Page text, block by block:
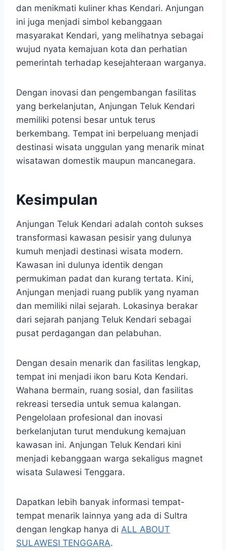
dan menikmati kuliner khas Kendari. Anjungan
ini juga menjadi simbol kebanggaan
masyarakat Kendari, yang melihatnya sebagai
wujud nyata kemajuan kota dan perhatian
pemerintah terhadap kesejahteraan warganya.
Dengan inovasi dan pengembangan fasilitas
yang berkelanjutan, Anjungan Teluk Kendari
memiliki potensi besar untuk terus
berkembang. Tempat ini berpeluang menjadi
destinasi wisata unggulan yang menarik minat
wisatawan domestik maupun mancanegara.
Kesimpulan
Anjungan Teluk Kendari adalah contoh sukses
transformasi kawasan pesisir yang dulunya
kumuh menjadi destinasi wisata modern.
Kawasan ini dulunya identik dengan
permukiman padat dan kurang tertata. Kini,
Anjungan menjadi ruang publik yang nyaman
dan memiliki nilai sejarah. Lokasinya berakar
dari sejarah panjang Teluk Kendari sebagai
pusat perdagangan dan pelabuhan.
Dengan desain menarik dan fasilitas lengkap,
tempat ini menjadi ikon baru Kota Kendari.
Wahana bermain, ruang sosial, dan fasilitas
rekreasi tersedia untuk semua kalangan.
Pengelolaan profesional dan inovasi
berkelanjutan turut mendukung kemajuan
kawasan ini. Anjungan Teluk Kendari kini
menjadi kebanggaan warga sekaligus magnet
wisata Sulawesi Tenggara.
Dapatkan lebih banyak informasi tempat-
tempat menarik lainnya yang ada di Sultra
dengan lengkap hanya di ALL ABOUT
SULAWESI TENGGARA.